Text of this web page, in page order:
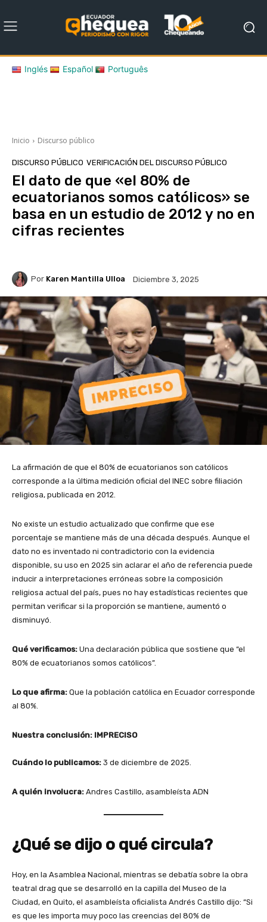
Inglés Español Português
Inicio Discurso público
DISCURSO PÚBLICO VERIFICACIÓN DEL DISCURSO PÚBLICO
El dato de que «el 80% de
ecuatorianos somos católicos» se
basa en un estudio de 2012 y no en
cifras recientes
Por Karen Mantilla Ulloa Diciembre 3, 2025
La afirmación de que el 80% de ecuatorianos son católicos
corresponde a la última medición oficial del INEC sobre filiación
religiosa, publicada en 2012.
No existe un estudio actualizado que confirme que ese
porcentaje se mantiene más de una década después. Aunque el
dato no es inventado ni contradictorio con la evidencia
disponible, su uso en 2025 sin aclarar el año de referencia puede
inducir a interpretaciones erróneas sobre la composición
religiosa actual del país, pues no hay estadísticas recientes que
permitan verificar si la proporción se mantiene, aumentó o
disminuyó.
Qué verificamos: Una declaración pública que sostiene que “el
80% de ecuatorianos somos católicos”.
Lo que afirma: Que la población católica en Ecuador corresponde
al 80%.
Nuestra conclusión: IMPRECISO
Cuándo lo publicamos: 3 de diciembre de 2025.
A quién involucra: Andres Castillo, asambleísta ADN
¿Qué se dijo o qué circula?
Hoy, en la Asamblea Nacional, mientras se debatía sobre la obra
teatral drag que se desarrolló en la capilla del Museo de la
Ciudad, en Quito, el asambleísta oficialista Andrés Castillo dijo: “Si
es que les importa muy poco las creencias del 80% de